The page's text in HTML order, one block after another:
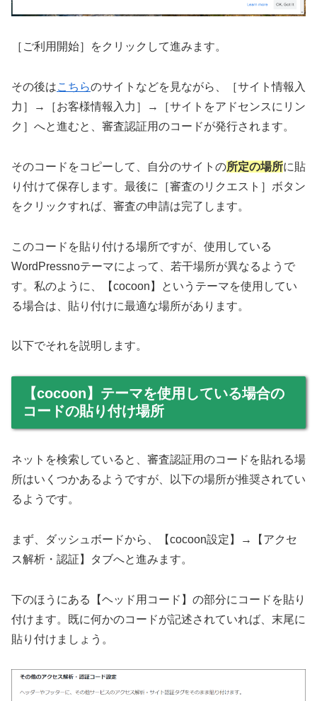
［ご利用開始］をクリックして進みます。
その後はこちらのサイトなどを見ながら、［サイト情報入
力］→［お客様情報入力］→［サイトをアドセンスにリン
ク］へと進むと、審査認証用のコードが発行されます。
そのコードをコピーして、自分のサイトの所定の場所に貼
り付けて保存します。最後に［審査のリクエスト］ボタン
をクリックすれば、審査の申請は完了します。
このコードを貼り付ける場所ですが、使用している
WordPressnoテーマによって、若干場所が異なるようで
す。私のように、【cocoon】というテーマを使用してい
る場合は、貼り付けに最適な場所があります。
以下でそれを説明します。
【cocoon】テーマを使用している場合の
コードの貼り付け場所
ネットを検索していると、審査認証用のコードを貼れる場
所はいくつかあるようですが、以下の場所が推奨されてい
るようです。
まず、ダッシュボードから、【cocoon設定】→【アクセ
ス解析・認証】タブへと進みます。
下のほうにある【ヘッド用コード】の部分にコードを貼り
付けます。既に何かのコードが記述されていれば、末尾に
貼り付けましょう。